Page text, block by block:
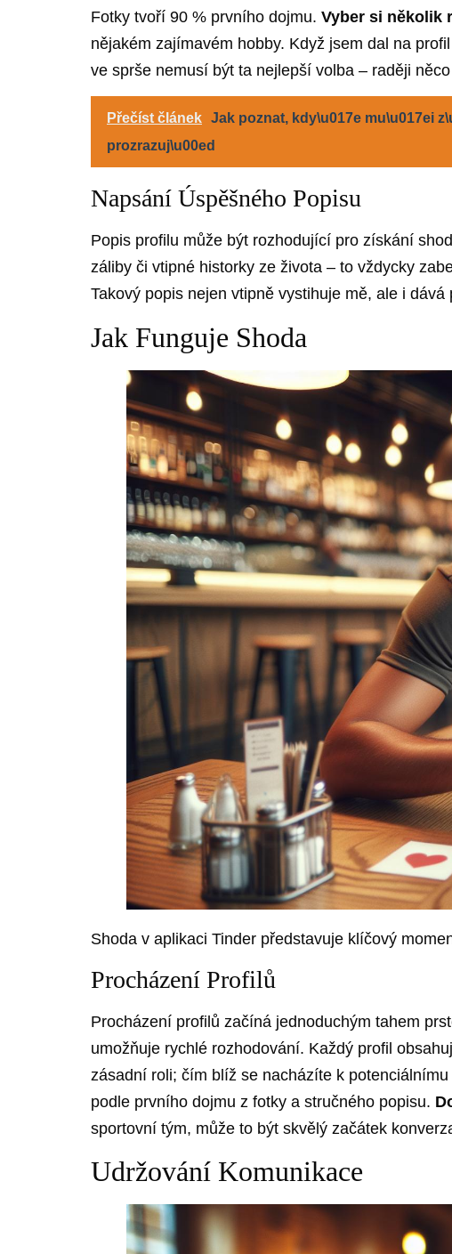
Fotky tvoří 90 % prvního dojmu. Vyber si několik
nějakém zajímavém hobby. Když jsem dal na
ve sprše nemusí být ta nejlepší volba – raději
Přečíst článek Jak poznat, kdy\u017e mu\u017ei
prozrazuj\u00ed
Napsání Úspěšného Popisu
Popis profilu může být rozhodující pro získání
záliby či vtipné historky ze života – to vždycky
Takový popis nejen vtipně vystihuje mě, ale i dává
Jak Funguje Shoda
Shoda v aplikaci Tinder představuje klíčový
Procházení Profilů
Procházení profilů začíná jednoduchým tahem
umožňuje rychlé rozhodování. Každý profil
zásadní roli; čím blíž se nacházíte k
podle prvního dojmu z fotky a stručného popisu.
sportovní tým, může to být skvělý začátek
Udržování Komunikace